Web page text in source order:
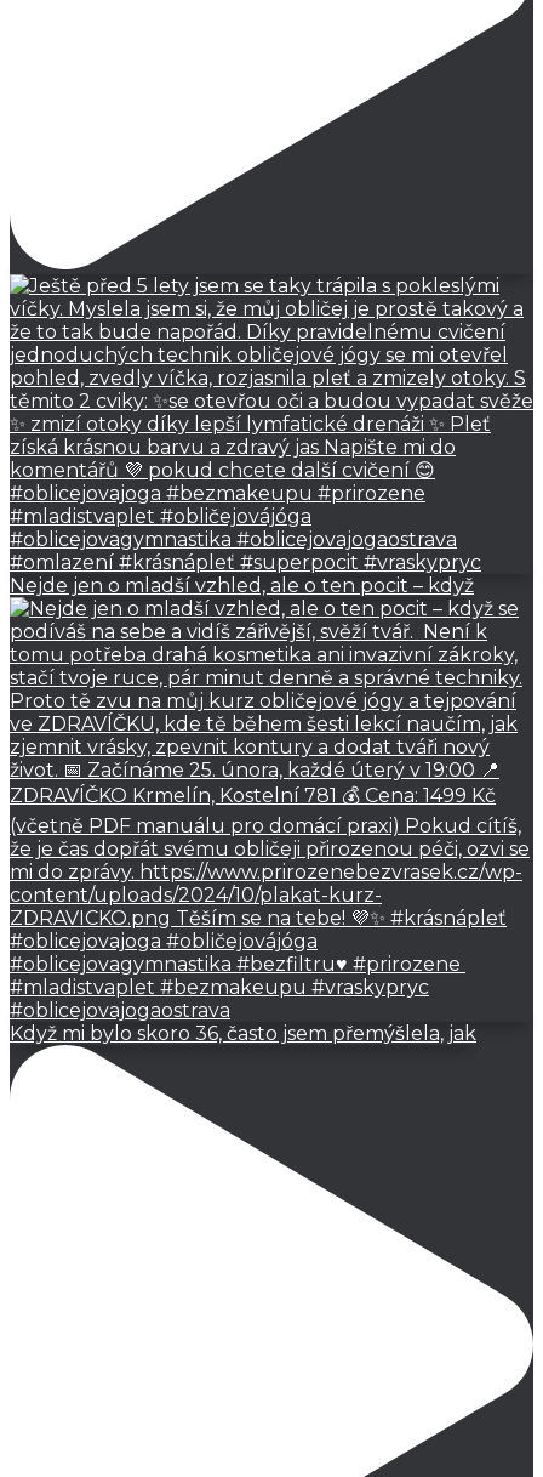
Nejde jen o mladší vzhled, ale o ten pocit – když
Když mi bylo skoro 36, často jsem přemýšlela, jak